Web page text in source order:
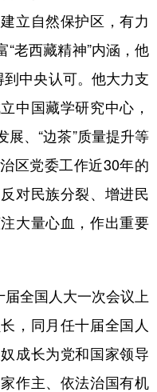
立自然保护区，有力
“老西藏精神”内涵，他
到中央认可。他大力支
中国藏学研究中心，
展、“边茶”质量提升等
区党委工作近30年的
对民族分裂、增进民
大量心血，作出重要
全国人大一次会议上
，同月任十届全国人
成长为党和国家领导
作主、依法治国有机